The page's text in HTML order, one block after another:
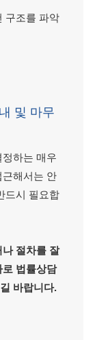
구조를 파악
및 마무
하는 매우
해서는 안
드시 필요합
절차를 잘
로 법률상담
바랍니다.